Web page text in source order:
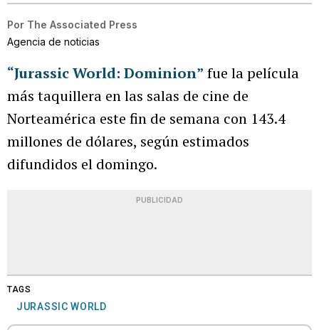
Por The Associated Press
Agencia de noticias
“Jurassic World: Dominion” fue la película
más taquillera en las salas de cine de
Norteamérica este fin de semana con 143.4
millones de dólares, según estimados
difundidos el domingo.
PUBLICIDAD
TAGS
JURASSIC WORLD